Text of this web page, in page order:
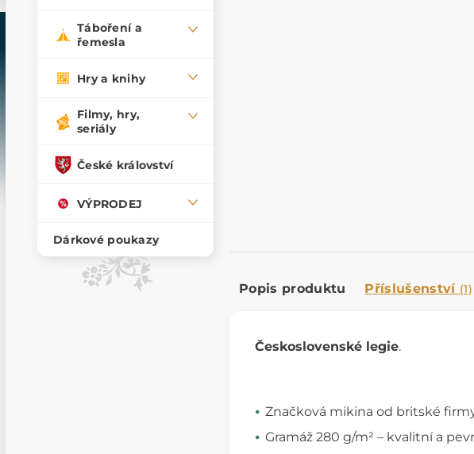
Táboření a
řemesla
Hry a knihy
Filmy, hry,
seriály
České království
VÝPRODEJ
Dárkové poukazy
Popis produktu Příslušenství (1)
Československé legie.
Značková mikina od britské
Gramáž 280 g/m² – kvalitní a